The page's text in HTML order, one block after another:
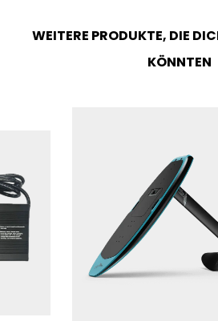
WEITERE PRODUKTE, DIE
KÖNNTEN